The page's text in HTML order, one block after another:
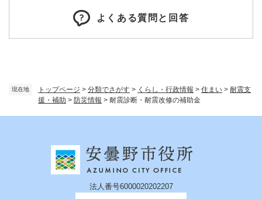
現在地 トップページ > 分類でさがす > くらし・行政情報 > 住まい > 耐震支
援・補助 > 防災情報 > 耐震診断・耐震改修の補助金
よくある質問と回答
法人番号6000020202207